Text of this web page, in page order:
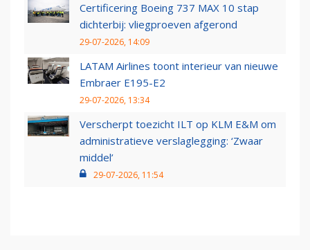
Certificering Boeing 737 MAX 10 stap
dichterbij: vliegproeven afgerond
29-07-2026, 14:09
LATAM Airlines toont interieur van nieuwe
Embraer E195-E2
29-07-2026, 13:34
Verscherpt toezicht ILT op KLM E&M om
administratieve verslaglegging: ‘Zwaar
middel’
29-07-2026, 11:54